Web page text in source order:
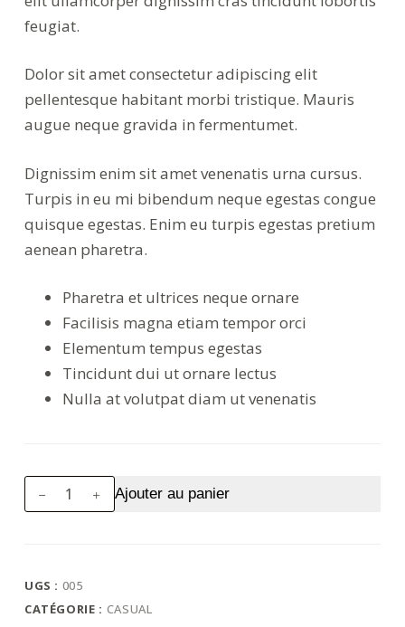
feugiat.
Dolor sit amet consectetur adipiscing elit
pellentesque habitant morbi tristique. Mauris
augue neque gravida in fermentumet.
Dignissim enim sit amet venenatis urna cursus.
Turpis in eu mi bibendum neque egestas congue
quisque egestas. Enim eu turpis egestas pretium
aenean pharetra.
Pharetra et ultrices neque ornare
Facilisis magna etiam tempor orci
Elementum tempus egestas
Tincidunt dui ut ornare lectus
Nulla at volutpat diam ut venenatis
quantité
de
scelerisque
mauris
Ajouter au panier
UGS : 005
CATÉGORIE : CASUAL